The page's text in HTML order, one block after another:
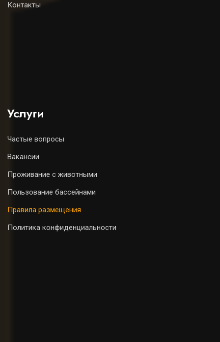
Контакты
Услуги
Частые вопросы
Вакансии
Проживание с животными
Пользование бассейнами
Правила размещения
Политика конфиденциальности